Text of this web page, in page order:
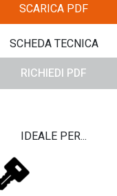
SCARICA PDF
SCHEDA TECNICA
RICHIEDI PDF
IDEALE PER...